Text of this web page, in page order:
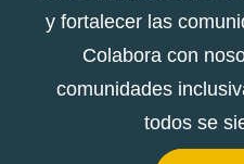
y fortalecer las
Colabora con
comunidades
todos se